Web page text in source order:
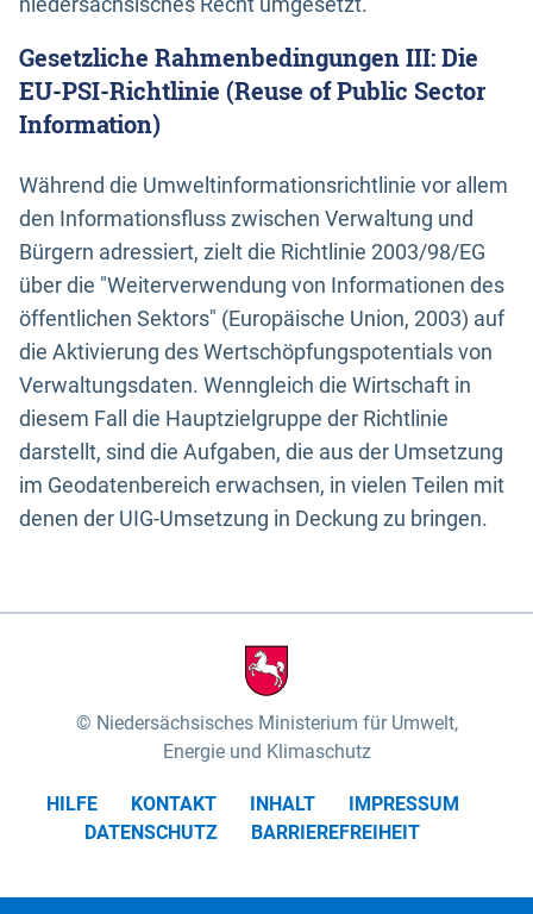
Gesetzliche Rahmenbedingungen III: Die
EU-PSI-Richtlinie (Reuse of Public Sector
Information)
Während die Umweltinformationsrichtlinie vor allem
den Informationsfluss zwischen Verwaltung und
Bürgern adressiert, zielt die Richtlinie 2003/98/EG
über die "Weiterverwendung von Informationen des
öffentlichen Sektors" (Europäische Union, 2003) auf
die Aktivierung des Wertschöpfungspotentials von
Verwaltungsdaten. Wenngleich die Wirtschaft in
diesem Fall die Hauptzielgruppe der Richtlinie
darstellt, sind die Aufgaben, die aus der Umsetzung
im Geodatenbereich erwachsen, in vielen Teilen mit
denen der UIG-Umsetzung in Deckung zu bringen.
Niedersächsisches Ministerium für Umwelt,
Energie und Klimaschutz
HILFE KONTAKT INHALT
IMPRESSUM
DATENSCHUTZ
BARRIEREFREIHEIT